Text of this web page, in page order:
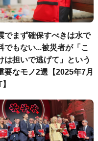
でまず確保すべきは水で
でもない...被災者が「こ
は担いで逃げて」という
要なモノ2選【2025年7月